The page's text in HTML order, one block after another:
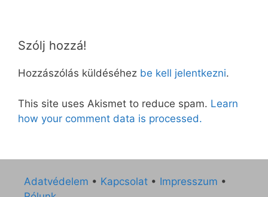
Szólj hozzá!
Hozzászólás küldéséhez be kell jelentkezni.
This site uses Akismet to reduce spam. Learn
how your comment data is processed.
Adatvédelem • Kapcsolat • Impresszum •